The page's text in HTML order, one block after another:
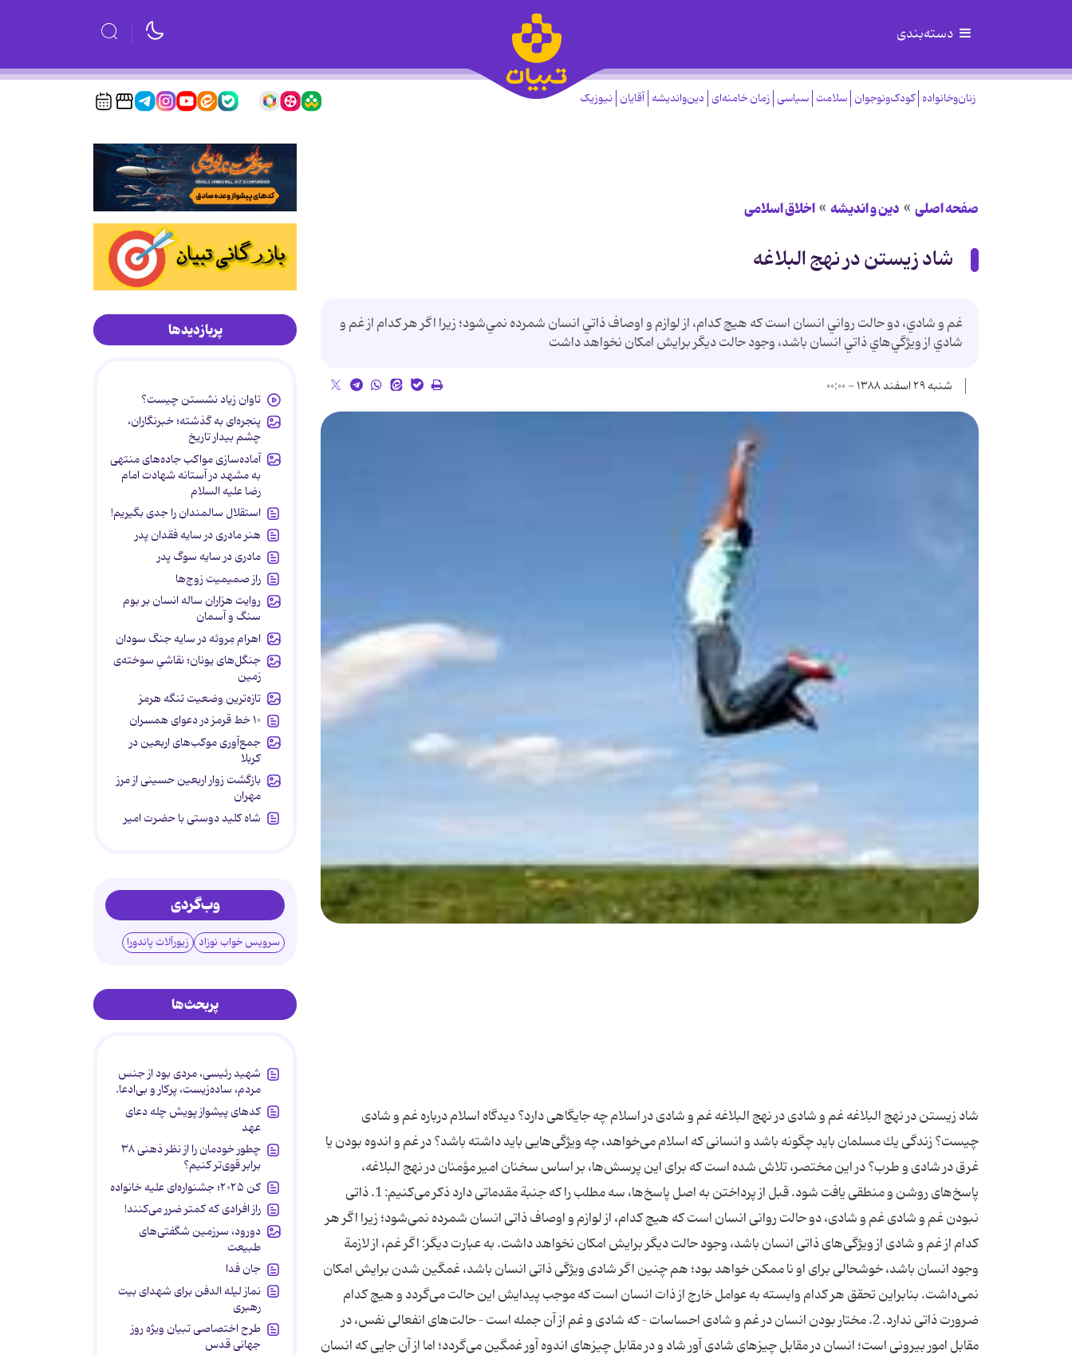
دسته‌بندی
زنان‌وخانواده کودک‌ونوجوان سلامت سیاسی زمان خامنه‌ای دین‌واندیشه آقایان نیوزیک
صفحه اصلی دین و اندیشه اخلاق اسلامی
شاد زیستن در نهج البلاغه
غم و شادي، دو حالت رواني انسان است كه هيچ كدام، از لوازم و اوصاف ذاتي انسان شمرده نمي‌شود؛ زيرا اگر هر كدام از غم و
شادي از ويژگي‌هاي ذاتي انسان باشد، وجود حالت ديگر برايش امكان نخواهد داشت
شنبه ۲۹ اسفند ۱۳۸۸ - ۰۰:۰۰
شاد زیستن در نهج البلاغه غم و شادی در نهج البلاغه غم و شادی در اسلام چه جایگاهی دارد؟ دیدگاه اسلام درباره غم و شادی
چیست؟ زندگی یك مسلمان باید چگونه باشد و انسانی كه اسلام می‌خواهد، چه ویژگی‌هایی باید داشته باشد؟ در غم و اندوه بودن یا
غرق در شادی و طرب؟ در این مختصر، تلاش شده است كه برای این پرسش‌ها، بر اساس سخنان امیر مؤمنان در نهج البلاغه،
پاسخ‌های روشن و منطقی یافت شود. قبل از پرداختن به اصل پاسخ‌ها،‌ سه مطلب را كه جنبة مقدماتی دارد ذكر می‌كنیم: 1. ذاتی
نبودن غم و شادی غم و شادی، دو حالت روانی انسان است كه هیچ كدام، از لوازم و اوصاف ذاتی انسان شمرده نمی‌شود؛ زیرا اگر هر
كدام از غم و شادی از ویژگی‌های ذاتی انسان باشد، وجود حالت دیگر برایش امكان نخواهد داشت. به عبارت دیگر: اگر غم، از لازمة
وجود انسان باشد، خوشحالی برای او نا ممكن خواهد بود؛ هم چنین اگر شادی ویژگی ذاتی انسان باشد، غمگین شدن برایش امكان
نمی‌داشت. بنابراین تحقق هر كدام وابسته به عوامل خارج از ذات انسان است كه موجب پیدایش این حالت می‌گردد و هیچ كدام
ضرورت ذاتی ندارد. 2. مختار بودن انسان در غم و شادی احساسات – كه شادی و غم از آن جمله است – حالت‌های انفعالی نفس، در
مقابل امور بیرونی است؛ انسان در مقابل چیزهای شادی آور شاد و در مقابل چیزهای اندوه آور غمگین می‌گردد؛ اما از آن جایی كه انسان
پربازدیدها
تاوان زیاد نشستن چیست؟
پنجره‌ای به گذشته؛ خبرنگاران،
چشم بیدار تاریخ
آماده‌سازی مواکب جاده‌های منتهی
به مشهد در آستانه شهادت امام
رضا علیه السلام
استقلال سالمندان را جدی بگیریم!
هنر مادری در سایه‌ فقدان پدر
مادری در سایه سوگ پدر
راز صمیمیت زوج‌ها
روایت هزاران ساله انسان بر بوم
سنگ و آسمان
اهرام مِروئه در سایه جنگ سودان
جنگل‌های یونان؛ نقاشیِ سوخته‌ی
زمین
تازه‌ترین وضعیت تنگه هرمز
۱۰ خط قرمز در دعوای همسران
جمع‌آوری موکب‌های اربعین در
کربلا
بازگشت زوار اربعین حسینی از مرز
مهران
شاه کلید دوستی با حضرت امیر
وب‌گردی
سرویس خواب نوزاد زیورآلات پاندورا
پربحث‌ها
شهید رئیسی، مردی بود از جنس
مردم، ساده‌زیست، پرکار و بی‌ادعا.
کدهای پیشواز پویش چله دعای
عهد
چطور خودمان را از نظر ذهنی ۳۸
برابر قوی‌تر کنیم؟
کن ۲۰۲۵؛ جشنواره‌ای علیه خانواده
راز افرادی که کمتر ضرر می‌کنند!
دورود، سرزمین شگفتی‌های
طبیعت
جان فدا
نماز لیله الدفن برای شهدای بیت
رهبری
طرح اختصاصی تبیان ویژه روز
جهانی قدس